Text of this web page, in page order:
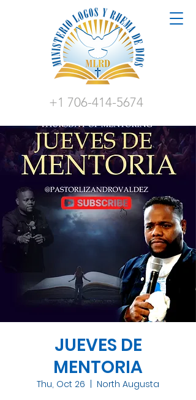
+1 706-414-5674
JUEVES DE
MENTORIA
Thu, Oct 26 North Augusta